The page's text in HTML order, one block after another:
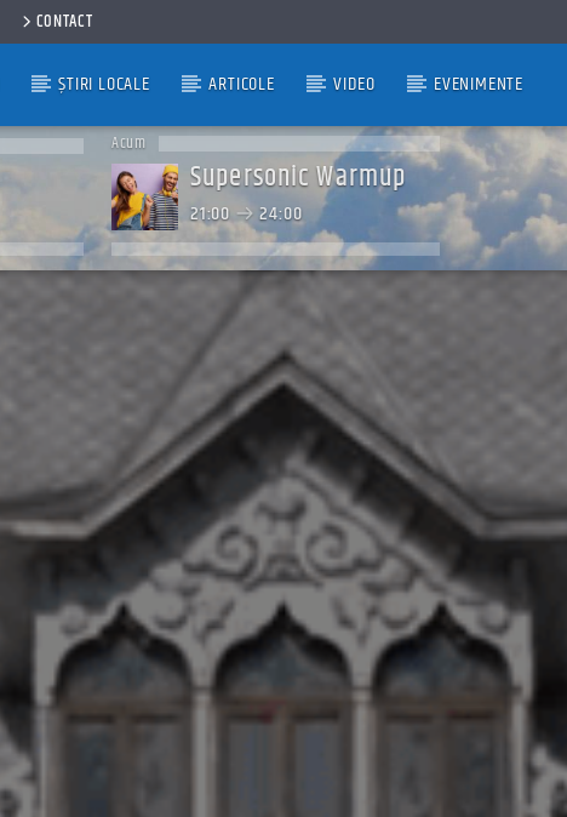
CONTACT
ȘTIRI LOCALE ARTICOLE VIDEO EVENIMENTE
Acum
Supersonic Warmup
21:00 24:00